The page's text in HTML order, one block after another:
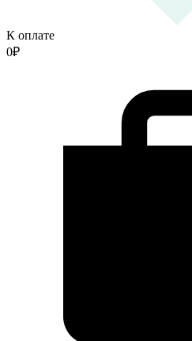
К оплате
0₽